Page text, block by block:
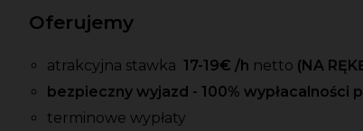
Oferujemy
atrakcyjna stawka 17-19€ /h netto (NA
bezpieczny wyjazd - 100% wypłacalności
terminowe wypłaty